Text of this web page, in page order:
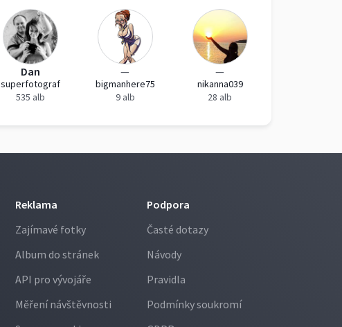
Dan
superfotograf
535 alb
—
bigmanhere75
9 alb
—
nikanna039
28 alb
Reklama
Zajímavé fotky
Album do stránek
API pro vývojáře
Měření návštěvnosti
Podpora
Časté dotazy
Návody
Pravidla
Podmínky soukromí